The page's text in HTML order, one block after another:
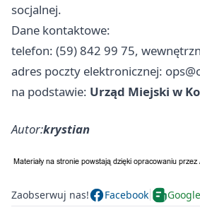
socjalnej.
Dane kontaktowe:
telefon: (59) 842 99 75,
adres poczty elektronicznej:
na podstawie: Urząd Miejski w
Autor:krystian
Zaobserwuj nas! Facebook